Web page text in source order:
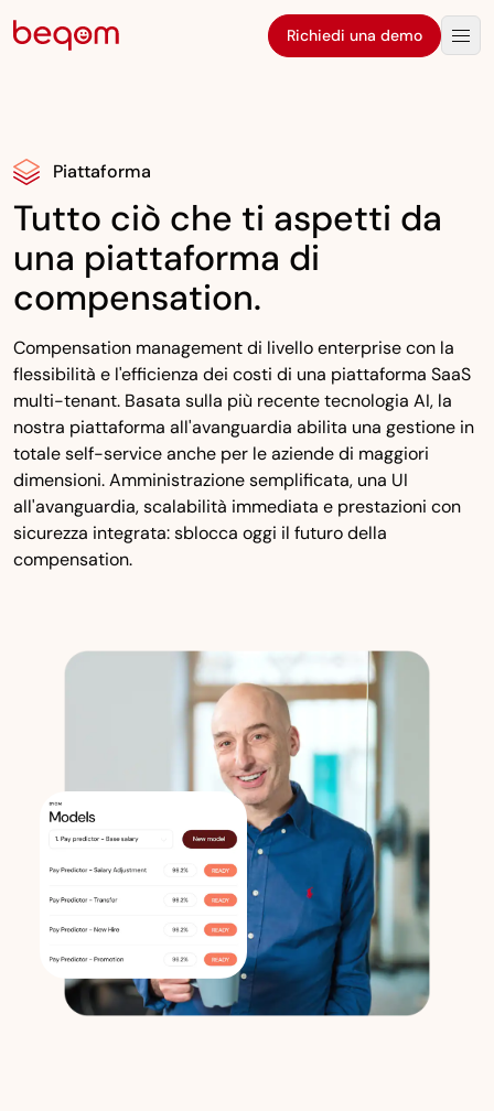
Richiedi una demo
Piattaforma
Tutto ciò che ti aspetti da
una piattaforma di
compensation.
Compensation management di livello enterprise con la
flessibilità e l'efficienza dei costi di una piattaforma SaaS
multi-tenant. Basata sulla più recente tecnologia AI, la
nostra piattaforma all'avanguardia abilita una gestione in
totale self-service anche per le aziende di maggiori
dimensioni. Amministrazione semplificata, una UI
all'avanguardia, scalabilità immediata e prestazioni con
sicurezza integrata: sblocca oggi il futuro della
compensation.